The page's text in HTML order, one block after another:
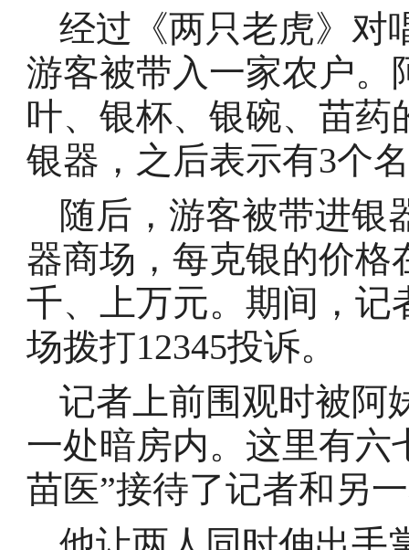
经过《两只老虎》对
游客被带入一家农户。
叶、银杯、银碗、苗药
银器，之后表示有3个
随后，游客被带进银
器商场，每克银的价格
千、上万元。期间，记
场拨打12345投诉。
记者上前围观时被阿
一处暗房内。这里有六
苗医”接待了记者和另